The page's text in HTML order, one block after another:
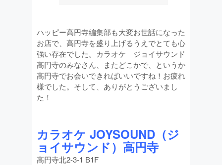
ハッピー高円寺編集部も大変お世話になった
お店で、高円寺を盛り上げるうえでとても心
強い存在でした。カラオケ ジョイサウンド
高円寺のみなさん、またどこかで、というか
高円寺でお会いできればいいですね！お疲れ
様でした。そして、ありがとうございまし
た！
カラオケ JOYSOUND（ジ
ョイサウンド）高円寺
高円寺北2-3-1 B1F